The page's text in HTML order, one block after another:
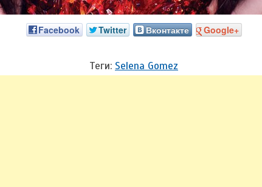
Facebook Twitter Вконтакте Google+
Теги: Selena Gomez